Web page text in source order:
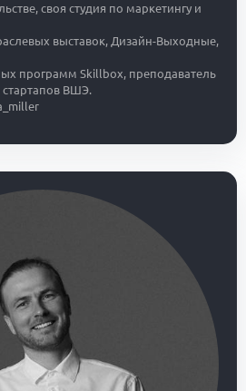
своя студия по маркетингу и
выставок, Дизайн-Выходные,
программ Skillbox, преподаватель
ВШЭ.